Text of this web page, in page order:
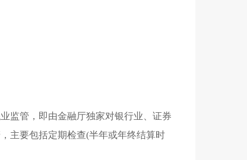
监管，即由金融厅独家对银行业、证券
主要包括定期检查(半年或年终结算时